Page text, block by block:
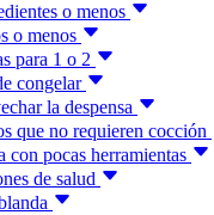
o menos
o menos
para 1 o 2
congelar
la despensa
que no requieren cocción
con pocas herramientas
de salud